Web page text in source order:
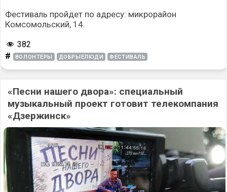
Фестиваль пройдет по адресу: микрорайон
Комсомольский, 14.
382
# ВОЛОНТЕРЫ ДОБРЫЕЛЮДИ ФЕСТИВАЛЬ
«Песни нашего двора»: специальный
музыкальный проект готовит телекомпания
«Дзержинск»